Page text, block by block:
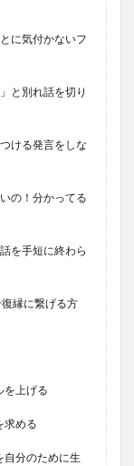
に気付かないフ
と別れ話を切り
ける発言をしな
の！分かってる
を手短に終わら
縁に繋げる方
を上げる
求める
自分のために生